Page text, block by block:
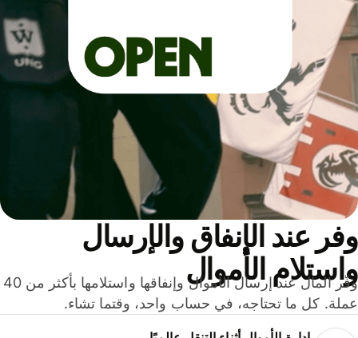
عند الإنفاق والإرسال
الأموال
وفّر المال عند إرسال الأموال وإنفاقها واستلامها بأكثر من 40
كل ما تحتاجه، في حساب واحد، وقتما تشاء.